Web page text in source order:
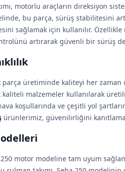
motorlu araçların direksiyon
bu parça, sürüş stabilitesini
sağlamak için kullanılır.
artırarak güvenli bir sürüş
parça üretiminde kaliteyi her
kaliteli malzemeler kullanılarak
koşullarında ve çeşitli yol
ürünlerimiz, güvenilirliğini
motor modeline tam uyum